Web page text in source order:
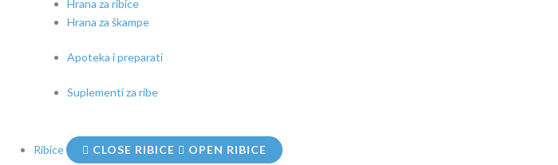
Hrana za ribice
Hrana za škampe
Apoteka i preparati
Suplementi za ribe
Ribice CLOSE RIBICE
OPEN RIBICE